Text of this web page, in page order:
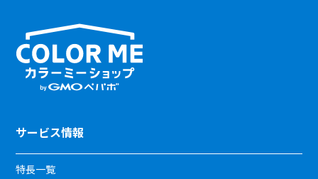
サービス情報
特長一覧